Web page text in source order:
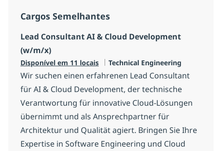
Cargos Semelhantes
Lead Consultant AI & Cloud Development
(w/m/x)
Disponível em 11 locais Categoria
Technical Engineering
Wir suchen einen erfahrenen Lead Consultant
für AI & Cloud Development, der technische
Verantwortung für innovative Cloud-Lösungen
übernimmt und als Ansprechpartner für
Architektur und Qualität agiert. Bringen Sie Ihre
Expertise in Software Engineering und Cloud